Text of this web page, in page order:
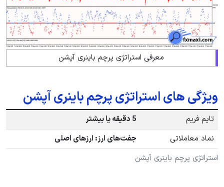
معرفی استراتژی پرچم باینری آپشن
ویژگی های استراتژی پرچم باینری آپشن
استراتژی پرچم باینری آپشن
تایم فریم
5 دقیقه یا بیشتر
نماد معاملاتی
جفت‌های ارز: ارزهای اصلی